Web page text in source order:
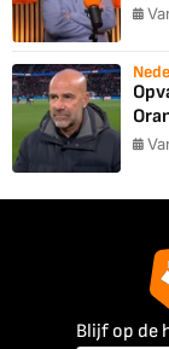
Blijf op de